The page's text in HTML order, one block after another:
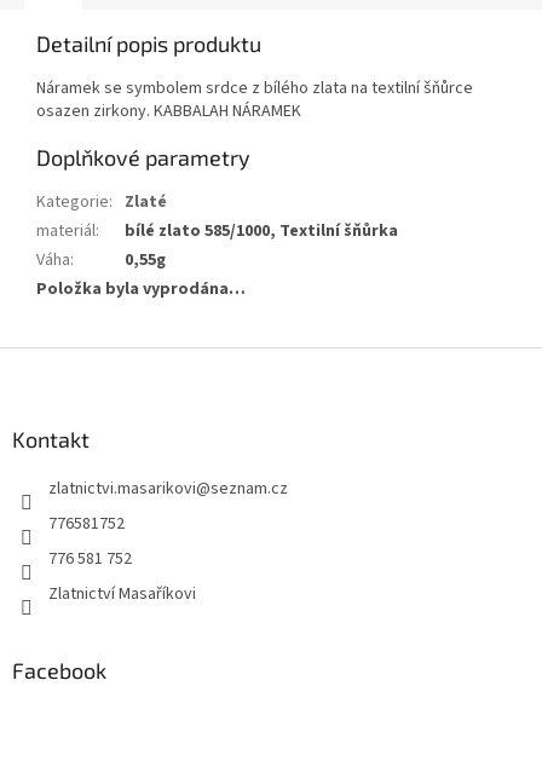
Detailní popis produktu
Náramek se symbolem srdce z bílého zlata na textilní šňůrce
osazen zirkony. KABBALAH NÁRAMEK
Doplňkové parametry
Kategorie: Zlaté
materiál:
bílé zlato 585/1000, Textilní šňůrka
Váha:
0,55g
Položka byla vyprodána…
Kontakt
zlatnictvi.masarikovi@seznam.cz
776581752
776 581 752
Zlatnictví Masaříkovi
Facebook